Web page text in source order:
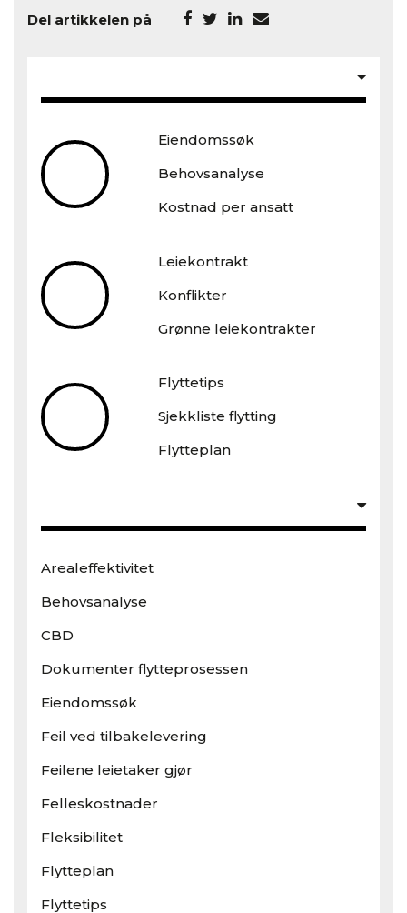
Del artikkelen på
Eiendomssøk
Behovsanalyse
Kostnad per ansatt
Leiekontrakt
Konflikter
Grønne leiekontrakter
Flyttetips
Sjekkliste flytting
Flytteplan
Arealeffektivitet
Behovsanalyse
CBD
Dokumenter flytteprosessen
Eiendomssøk
Feil ved tilbakelevering
Feilene leietaker gjør
Felleskostnader
Fleksibilitet
Flytteplan
Flyttetips